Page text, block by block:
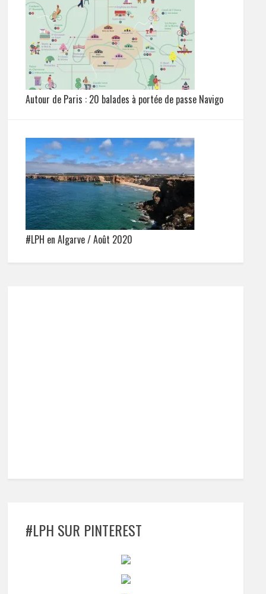
Autour de Paris : 20 balades à portée de passe Navigo
#LPH en Algarve / Août 2020
#LPH SUR PINTEREST